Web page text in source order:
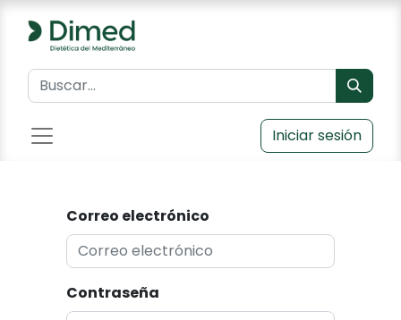
Iniciar sesión
Correo electrónico
Contraseña